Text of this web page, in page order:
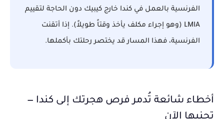
الفرنسية بالعمل في كندا خارج كيبيك دون الحاجة لتقييم
LMIA (وهو إجراء مكلف يأخذ وقتاً طويلاً). إذا أتقنت
الفرنسية، فهذا المسار قد يختصر رحلتك بأكملها.
أخطاء شائعة تُدمر فرص هجرتك إلى كندا —